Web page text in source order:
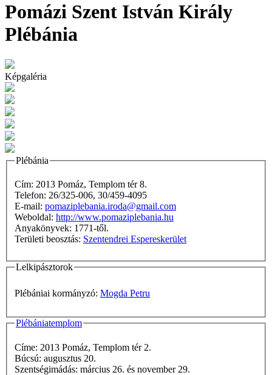
Pomázi Szent István Király
Plébánia
Képgaléria
Plébánia
Cím: 2013 Pomáz, Templom tér 8.
Telefon: 26/325-006, 30/459-4095
E-mail: pomaziplebania.iroda@gmail.com
Weboldal: http://www.pomaziplebania.hu
Anyakönyvek: 1771-től.
Területi beosztás: Szentendrei Espereskerület
Lelkipásztorok
Plébániai kormányzó: Mogda Petru
Plébániatemplom
Címe: 2013 Pomáz, Templom tér 2.
Búcsú: augusztus 20.
Szentségimádás: március 26. és november 29.